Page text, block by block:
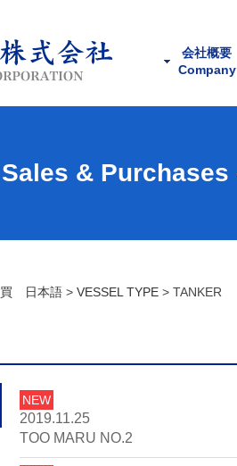
会社概要
Company
社長挨拶
沿革
組織図
アクセス
& Purchases
買 日本語 > VESSEL TYPE > TANKER
NEW
2019.11.25
TOO MARU NO.2